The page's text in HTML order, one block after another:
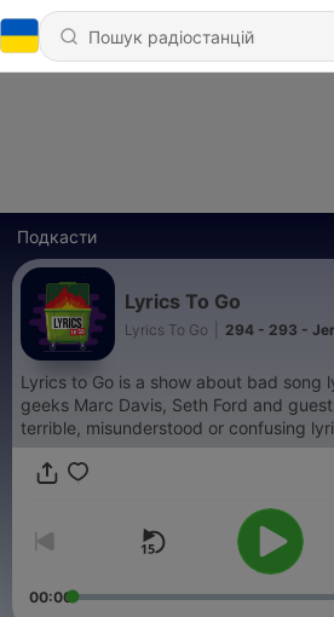
Подкасти
Lyrics To Go
Lyrics To Go 294 - 293 -
Lyrics to Go is a show about bad song
geeks Marc Davis, Seth Ford and
terrible, misunderstood or confusing
00:00